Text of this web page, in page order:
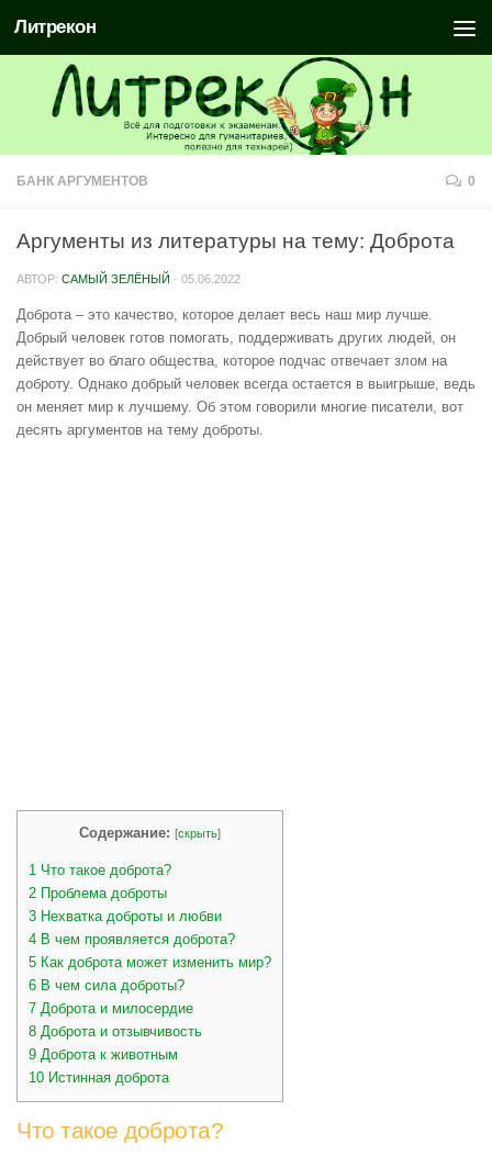
Литрекон
БАНК АРГУМЕНТОВ 0
Аргументы из литературы на тему: Доброта
АВТОР: САМЫЙ ЗЕЛЁНЫЙ · 05.06.2022
Доброта – это качество, которое делает весь наш мир лучше.
Добрый человек готов помогать, поддерживать других людей, он
действует во благо общества, которое подчас отвечает злом на
доброту. Однако добрый человек всегда остается в выигрыше, ведь
он меняет мир к лучшему. Об этом говорили многие писатели, вот
десять аргументов на тему доброты.
Содержание: [скрыть]
1 Что такое доброта?
2 Проблема доброты
3 Нехватка доброты и любви
4 В чем проявляется доброта?
5 Как доброта может изменить мир?
6 В чем сила доброты?
7 Доброта и милосердие
8 Доброта и отзывчивость
9 Доброта к животным
10 Истинная доброта
Что такое доброта?